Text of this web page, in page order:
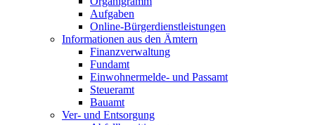
Aufgaben
Online-Bürgerdienstleistungen
Informationen aus den Ämtern
Finanzverwaltung
Fundamt
Einwohnermelde- und Passamt
Steueramt
Bauamt
Ver- und Entsorgung